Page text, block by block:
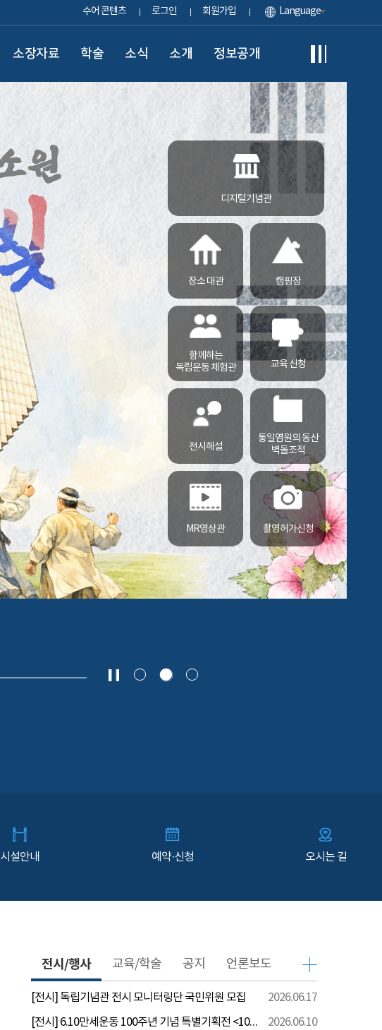
수어 콘텐츠 로그인 회원가입 Language
소장자료 학술 소식 소개 정보공개
디지털기념관
장소 대관 캠핑장
함께하는
독립운동 체험관
교육 신청
전시해설
통일염원의 동산
벽돌조적
MR영상관 촬영허가신청
시설안내 예약·신청 오시는 길
전시/행사
[전시] 독립기념관 전시 모니터링단 국민위원 모집
2026.06.17
[전시] 6.10만세운동 100주년 기념 특별기획전 <100년 전 그날을 보다: 6.10만세운동>
2026.06.10
교육/학술 공지 언론보도